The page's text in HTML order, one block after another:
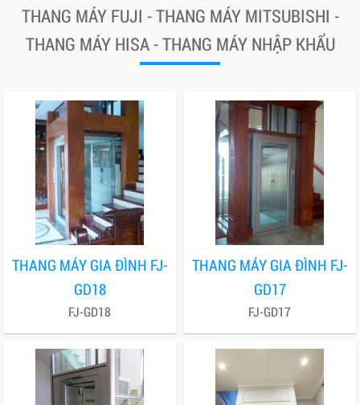
THANG MÁY FUJI - THANG MÁY MITSUBISHI -
THANG MÁY HISA - THANG MÁY NHẬP KHẨU
THANG MÁY GIA ĐÌNH FJ-
GD18
FJ-GD18
THANG MÁY GIA ĐÌNH FJ-
GD17
FJ-GD17